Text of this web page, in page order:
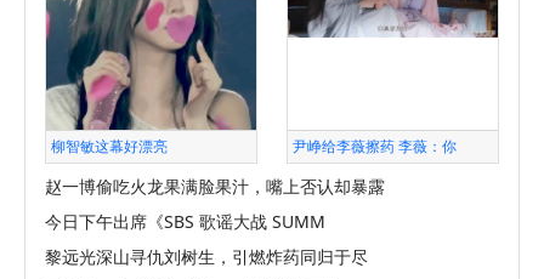
柳智敏这幕好漂亮 尹峥给李薇擦药 李薇：你
赵一博偷吃火龙果满脸果汁，嘴上否认却暴露
今日下午出席《SBS 歌谣大战 SUMM
黎远光深山寻仇刘树生，引燃炸药同归于尽